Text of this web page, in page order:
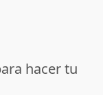
hacer tu